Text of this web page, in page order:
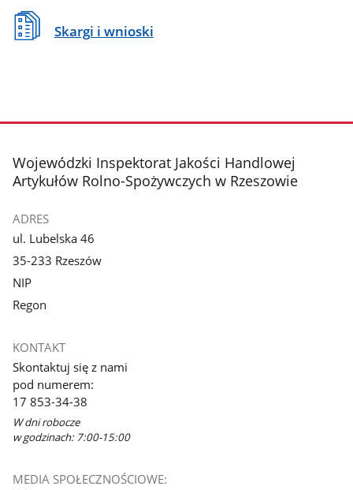
Skargi i wnioski
stopka
Wojewódzki Inspektorat Jakości Handlowej
Artykułów Rolno-Spożywczych w Rzeszowie
ADRES
ul. Lubelska 46
35-233 Rzeszów
NIP
Regon
KONTAKT
Skontaktuj się z nami
pod numerem:
17 853-34-38
W dni robocze
w godzinach: 7:00-15:00
MEDIA SPOŁECZNOŚCIOWE: